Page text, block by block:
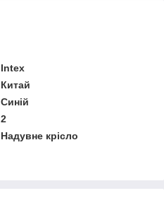
Intex
Китай
Синій
2
Надувне крісло